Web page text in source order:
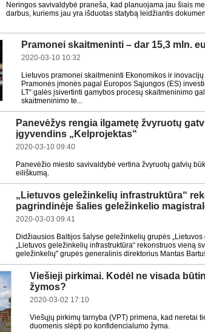
Neringos savivaldybė praneša, kad planuojama jau šiais
darbus, kuriems jau yra išduotas statybą leidžiantis
Pramonei skaitmeninti – dar 15,3 mln.
2020-03-10 10:32
Lietuvos pramonei skaitmeninti Ekonomikos ir
Pramonės įmonės pagal Europos Sąjungos (ES)
LT“ galės įsivertinti gamybos procesų skaitmeninimo
skaitmeninimo te...
Panevėžys rengia ilgametę žvyruotų
įgyvendins „Kelprojektas“
2020-03-10 09:40
Panevėžio miesto savivaldybė vertina žvyruotų gatvių
eiliškumą.
„Lietuvos geležinkelių infrastruktūra“
pagrindinėje šalies geležinkelio
2020-03-03 09:41
Didžiausios Baltijos šalyse geležinkelių grupės
„Lietuvos geležinkelių infrastruktūra“ rekonstruos vieną
geležinkelių" grupės generalinis direktorius Mantas
Viešieji pirkimai. Kodėl ne visada
žymos?
2020-03-02 17:10
Viešųjų pirkimų tarnyba (VPT) primena, kad neretai
duomenis slėpti po konfidencialumo žyma.